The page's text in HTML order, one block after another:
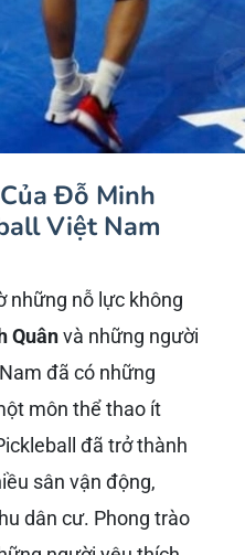
đông đảo học viên,
tuổi.
cộng đồng:
Đỗ Minh
Pickleball, hình
chơi trên khắp
môi trường thân
người cùng tập
và niềm vui.
các phương tiện
tầm quan trọng
Minh Quân
chí, truyền hình để
mạnh những lợi